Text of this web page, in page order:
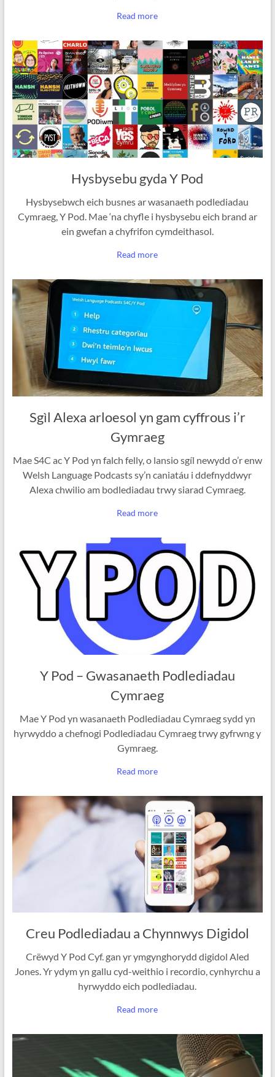
Read more
Hysbysebu gyda Y Pod
Hysbysebwch eich busnes ar wasanaeth podlediadau
Cymraeg, Y Pod. Mae ‘na chyfle i hysbysebu eich brand ar
ein gwefan a chyfrifon cymdeithasol.
Read more
Sgìl Alexa arloesol yn gam cyffrous i’r
Gymraeg
Mae S4C ac Y Pod yn falch felly, o lansio sgíl newydd o’r enw
Welsh Language Podcasts sy’n caniatáu i ddefnyddwyr
Alexa chwilio am bodlediadau trwy siarad Cymraeg.
Read more
Y Pod – Gwasanaeth Podlediadau
Cymraeg
Mae Y Pod yn wasanaeth Podlediadau Cymraeg sydd yn
hyrwyddo a chefnogi Podlediadau Cymraeg trwy gyfrwng y
Gymraeg.
Read more
Creu Podlediadau a Chynnwys Digidol
Crëwyd Y Pod Cyf. gan yr ymgynghorydd digidol Aled
Jones. Yr ydym yn gallu cyd-weithio i recordio, cynhyrchu a
hyrwyddo eich podlediadau.
Read more